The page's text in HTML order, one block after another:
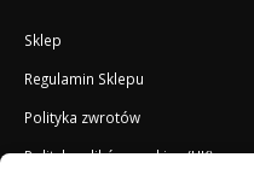
Sklep
Regulamin Sklepu
Polityka zwrotów
Polityka plików cookies (UK)